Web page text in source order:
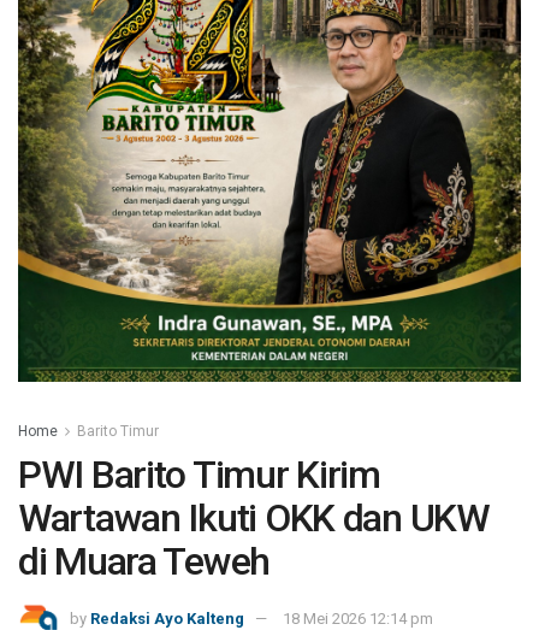
Home Barito Timur
PWI Barito Timur Kirim
Wartawan Ikuti OKK dan UKW
di Muara Teweh
by Redaksi Ayo Kalteng 18 Mei 2026 12:14 pm